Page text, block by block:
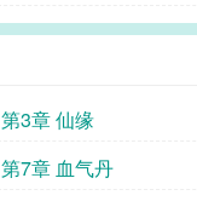
第3章 仙缘
第7章 血气丹